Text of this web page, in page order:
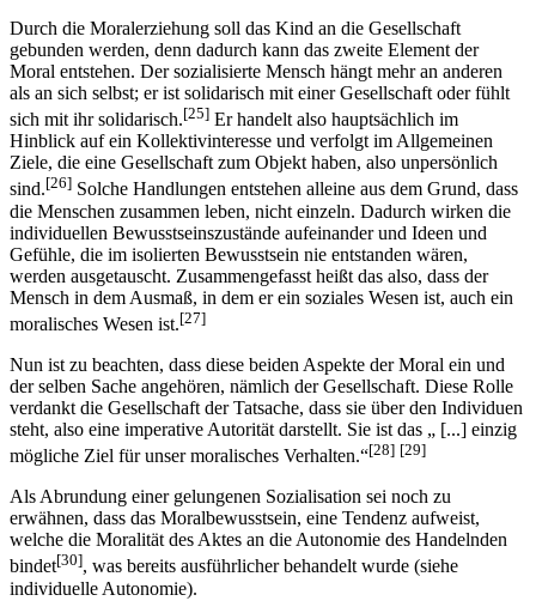
Durch die Moralerziehung soll das Kind an die Gesellschaft
gebunden werden, denn dadurch kann das zweite Element der
Moral entstehen. Der sozialisierte Mensch hängt mehr an anderen
als an sich selbst; er ist solidarisch mit einer Gesellschaft oder fühlt
sich mit ihr solidarisch.[25] Er handelt also hauptsächlich im
Hinblick auf ein Kollektivinteresse und verfolgt im Allgemeinen
Ziele, die eine Gesellschaft zum Objekt haben, also unpersönlich
sind.[26] Solche Handlungen entstehen alleine aus dem Grund, dass
die Menschen zusammen leben, nicht einzeln. Dadurch wirken die
individuellen Bewusstseinszustände aufeinander und Ideen und
Gefühle, die im isolierten Bewusstsein nie entstanden wären,
werden ausgetauscht. Zusammengefasst heißt das also, dass der
Mensch in dem Ausmaß, in dem er ein soziales Wesen ist, auch ein
moralisches Wesen ist.[27]
Nun ist zu beachten, dass diese beiden Aspekte der Moral ein und
der selben Sache angehören, nämlich der Gesellschaft. Diese Rolle
verdankt die Gesellschaft der Tatsache, dass sie über den Individuen
steht, also eine imperative Autorität darstellt. Sie ist das „ [...] einzig
mögliche Ziel für unser moralisches Verhalten.“[28] [29]
Als Abrundung einer gelungenen Sozialisation sei noch zu
erwähnen, dass das Moralbewusstsein, eine Tendenz aufweist,
welche die Moralität des Aktes an die Autonomie des Handelnden
bindet[30], was bereits ausführlicher behandelt wurde (siehe
individuelle Autonomie).